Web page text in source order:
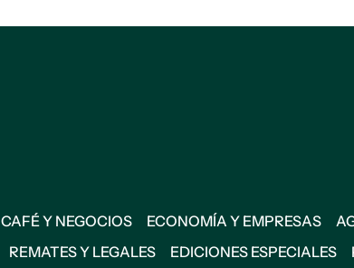
CAFÉ Y NEGOCIOS ECONOMÍA Y EMPRESAS
REMATES Y LEGALES EDICIONES ESPECIALES